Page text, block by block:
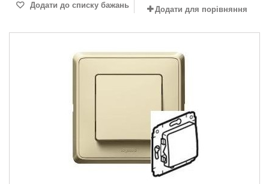
Додати до списку бажань Додати для порівняння